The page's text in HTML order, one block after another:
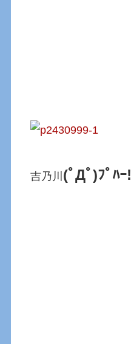
吉乃川 (ﾟДﾟ)ﾌﾟﾊｰ!